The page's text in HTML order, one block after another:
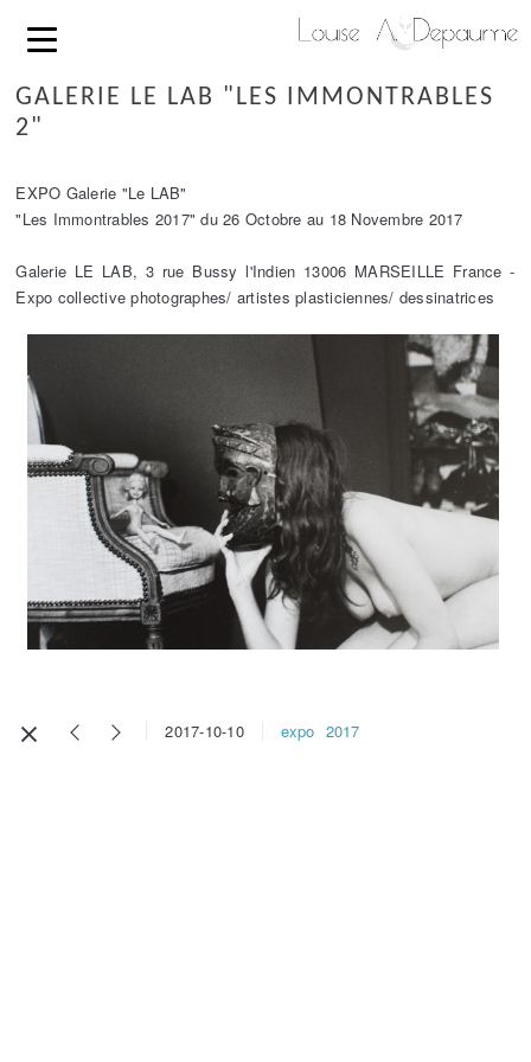
GALERIE LE LAB "LES IMMONTRABLES
2"
EXPO Galerie "Le LAB"
"Les Immontrables 2017" du 26 Octobre au 18 Novembre 2017
Galerie LE LAB, 3 rue Bussy l'Indien 13006 MARSEILLE France -
Expo collective photographes/ artistes plasticiennes/ dessinatrices
2017-10-10 expo 2017